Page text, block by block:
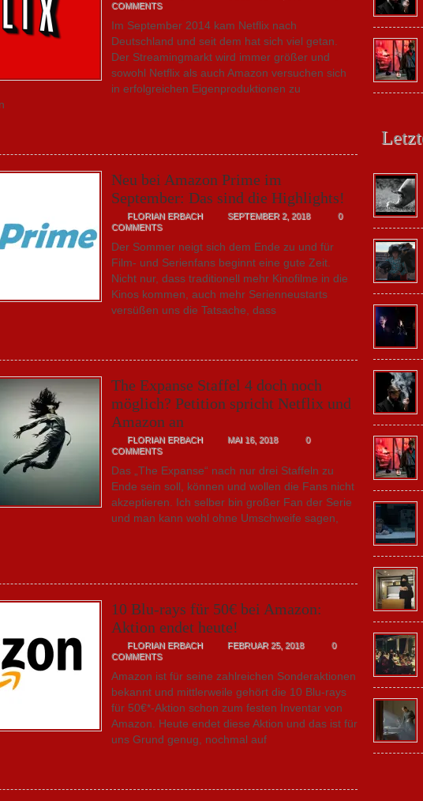
COMMENTS
Im September 2014 kam Netflix nach
Deutschland und seit dem hat sich viel getan.
Der Streamingmarkt wird immer größer und
sowohl Netflix als auch Amazon versuchen sich
in erfolgreichen Eigenproduktionen zu
Neu bei Amazon Prime im
September: Das sind die Highlights!
FLORIAN ERBACH SEPTEMBER 2, 2018
0
COMMENTS
Der Sommer neigt sich dem Ende zu und für
Film- und Serienfans beginnt eine gute Zeit.
Nicht nur, dass traditionell mehr Kinofilme in die
Kinos kommen, auch mehr Serienneustarts
versüßen uns die Tatsache, dass
The Expanse Staffel 4 doch noch
möglich? Petition spricht Netflix und
Amazon an
FLORIAN ERBACH MAI 16, 2018
0
COMMENTS
Das „The Expanse“ nach nur drei Staffeln zu
Ende sein soll, können und wollen die Fans nicht
akzeptieren. Ich selber bin großer Fan der Serie
und man kann wohl ohne Umschweife sagen,
10 Blu-rays für 50€ bei Amazon:
Aktion endet heute!
FLORIAN ERBACH FEBRUAR 25, 2018
0
COMMENTS
Amazon ist für seine zahlreichen Sonderaktionen
bekannt und mittlerweile gehört die 10 Blu-rays
für 50€*-Aktion schon zum festen Inventar von
Amazon. Heute endet diese Aktion und das ist für
uns Grund genug, nochmal auf